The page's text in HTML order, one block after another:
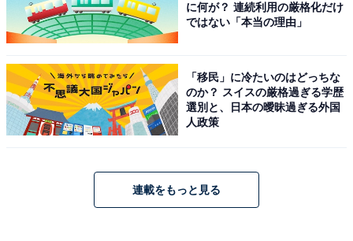
に何が？ 連続利用の厳格化だけ
ではない「本当の理由」
「移民」に冷たいのはどっちな
のか？ スイスの厳格過ぎる学歴
選別と、日本の曖昧過ぎる外国
人政策
連載をもっと見る